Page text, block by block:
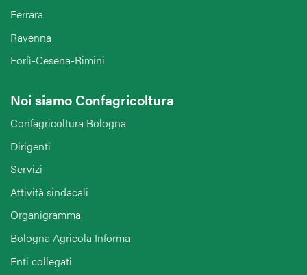
Ferrara
Ravenna
Forlì-Cesena-Rimini
Noi siamo Confagricoltura
Confagricoltura Bologna
Dirigenti
Servizi
Attività sindacali
Organigramma
Bologna Agricola Informa
Enti collegati